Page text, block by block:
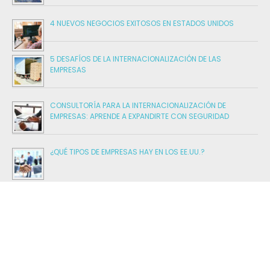
4 NUEVOS NEGOCIOS EXITOSOS EN ESTADOS UNIDOS
5 DESAFÍOS DE LA INTERNACIONALIZACIÓN DE LAS
EMPRESAS
CONSULTORÍA PARA LA INTERNACIONALIZACIÓN DE
EMPRESAS: APRENDE A EXPANDIRTE CON SEGURIDAD
¿QUÉ TIPOS DE EMPRESAS HAY EN LOS EE.UU.?